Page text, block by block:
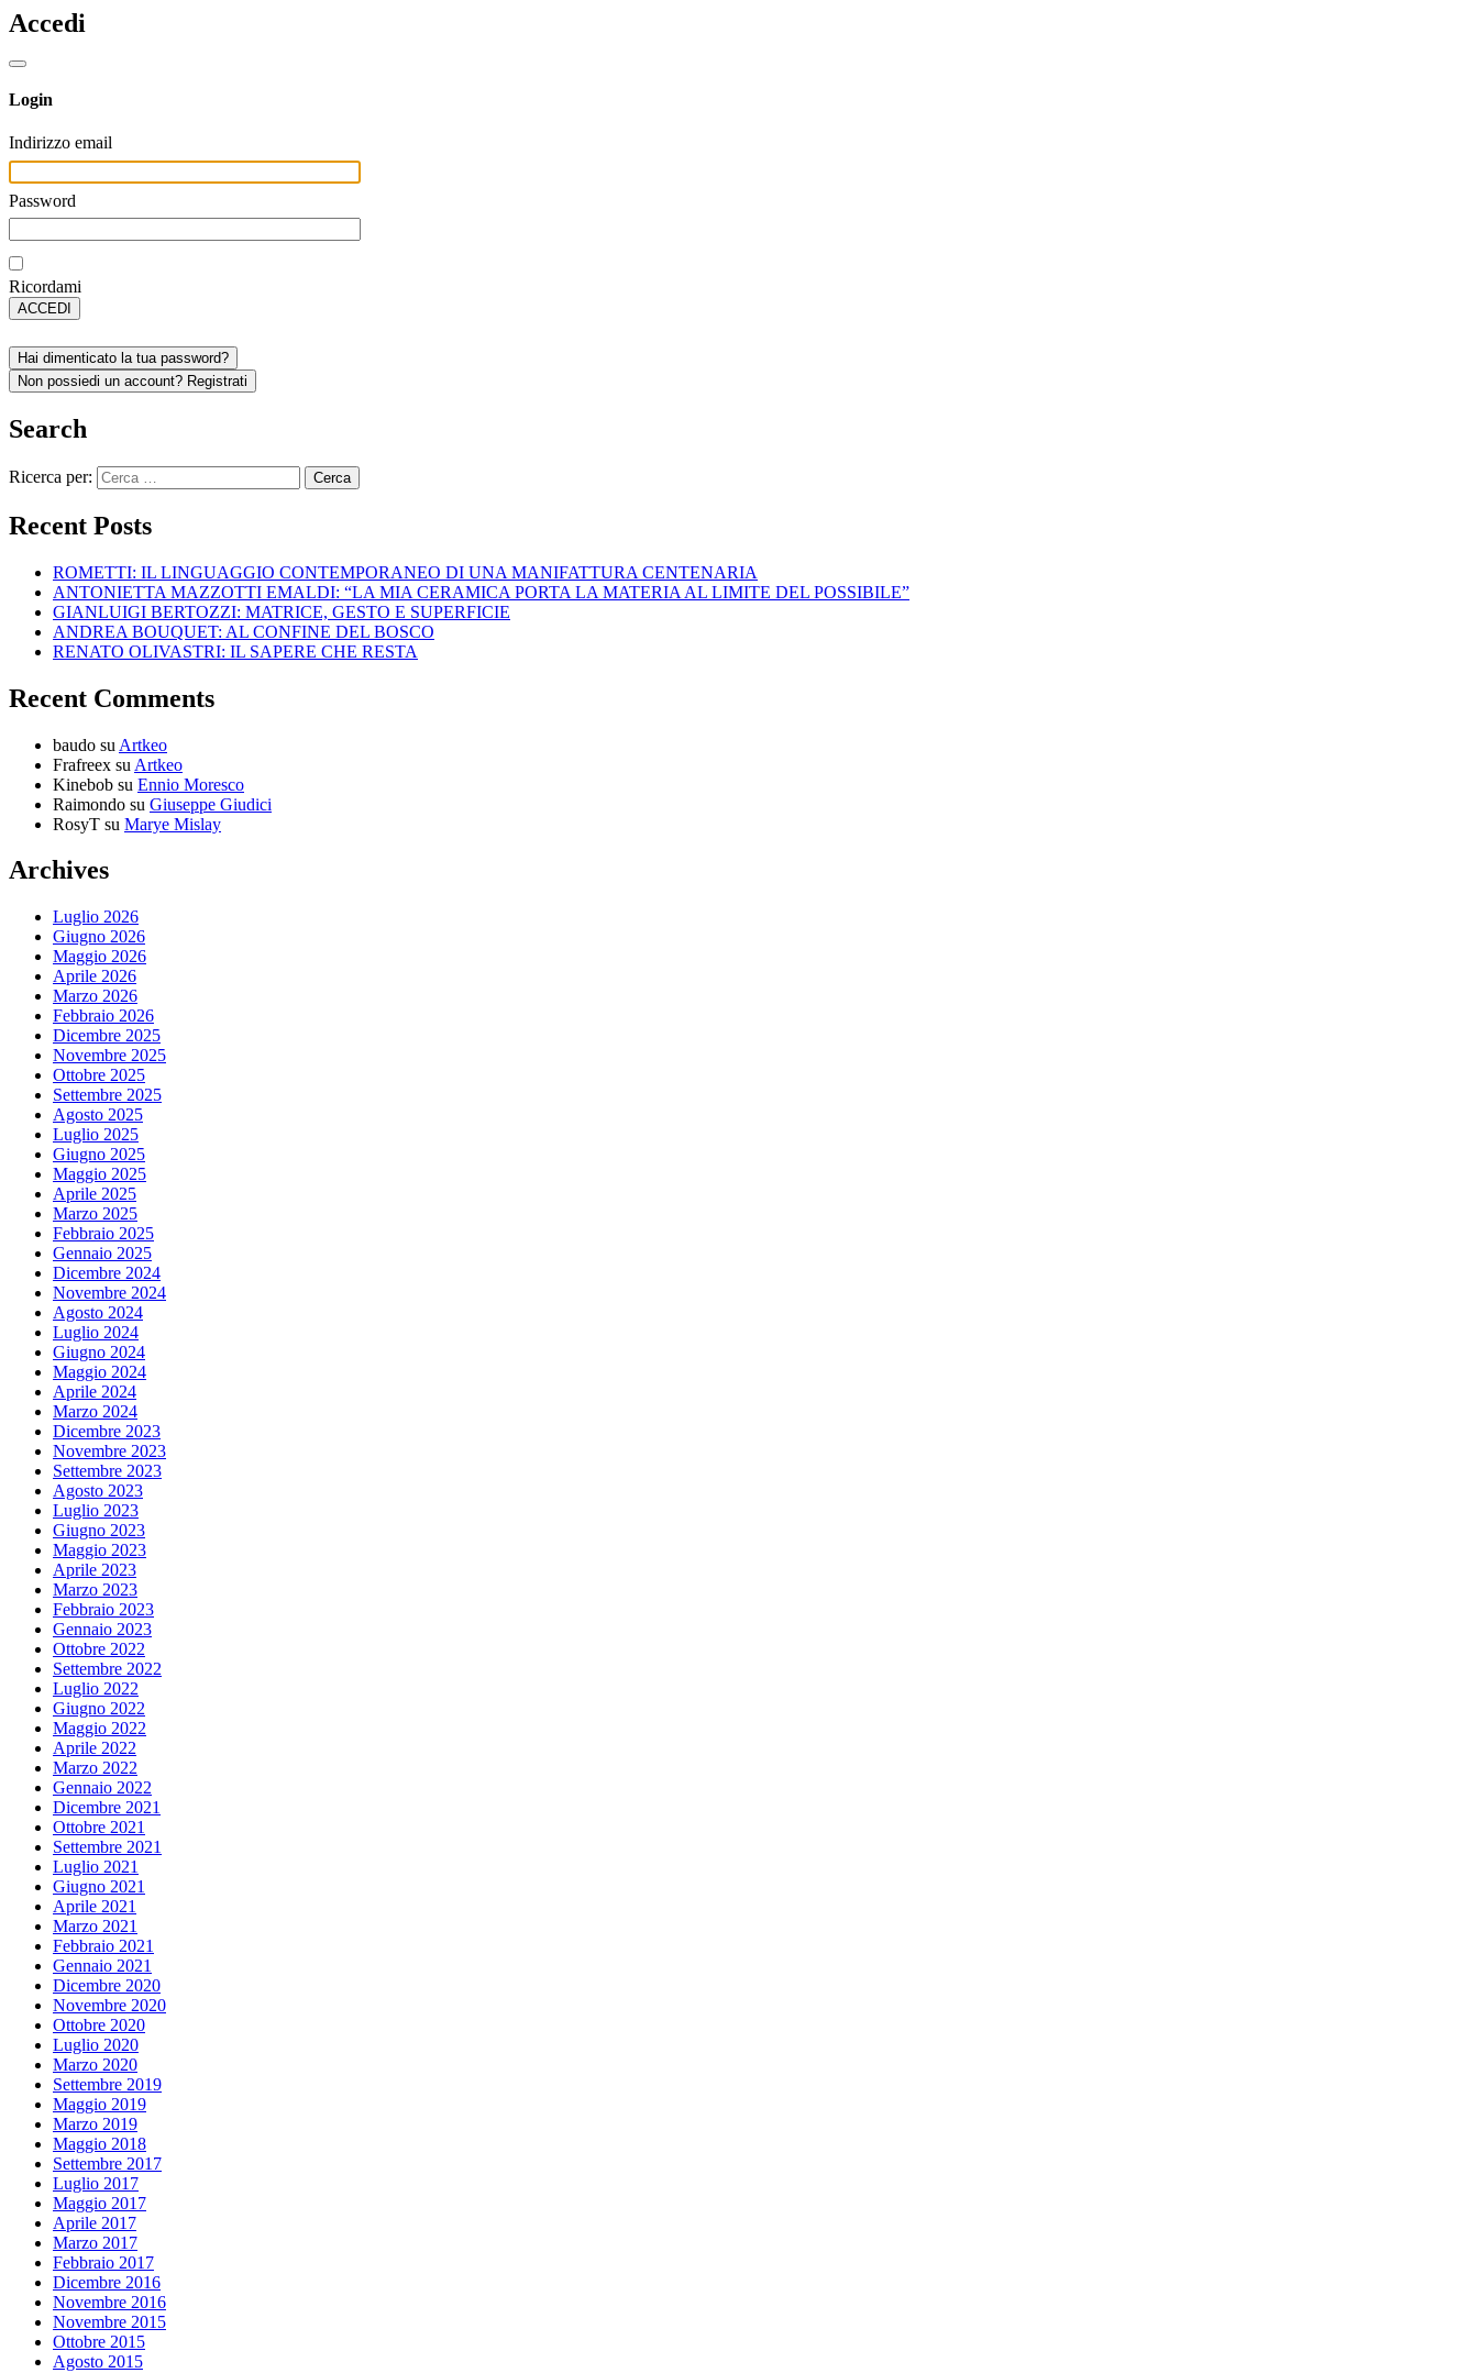
Accedi
Login
Indirizzo email
Password
Ricordami
ACCEDI
Hai dimenticato la tua password?
Non possiedi un account? Registrati
Search
Ricerca per:
Recent Posts
ROMETTI: IL LINGUAGGIO CONTEMPORANEO DI UNA MANIFATTURA CENTENARIA
ANTONIETTA MAZZOTTI EMALDI: “LA MIA CERAMICA PORTA LA MATERIA AL LIMITE DEL POSSIBILE”
GIANLUIGI BERTOZZI: MATRICE, GESTO E SUPERFICIE
ANDREA BOUQUET: AL CONFINE DEL BOSCO
RENATO OLIVASTRI: IL SAPERE CHE RESTA
Recent Comments
baudo su Artkeo
Frafreex su Artkeo
Kinebob su Ennio Moresco
Raimondo su Giuseppe Giudici
RosyT su Marye Mislay
Archives
Luglio 2026
Giugno 2026
Maggio 2026
Aprile 2026
Marzo 2026
Febbraio 2026
Dicembre 2025
Novembre 2025
Ottobre 2025
Settembre 2025
Agosto 2025
Luglio 2025
Giugno 2025
Maggio 2025
Aprile 2025
Marzo 2025
Febbraio 2025
Gennaio 2025
Dicembre 2024
Novembre 2024
Agosto 2024
Luglio 2024
Giugno 2024
Maggio 2024
Aprile 2024
Marzo 2024
Dicembre 2023
Novembre 2023
Settembre 2023
Agosto 2023
Luglio 2023
Giugno 2023
Maggio 2023
Aprile 2023
Marzo 2023
Febbraio 2023
Gennaio 2023
Ottobre 2022
Settembre 2022
Luglio 2022
Giugno 2022
Maggio 2022
Aprile 2022
Marzo 2022
Gennaio 2022
Dicembre 2021
Ottobre 2021
Settembre 2021
Luglio 2021
Giugno 2021
Aprile 2021
Marzo 2021
Febbraio 2021
Gennaio 2021
Dicembre 2020
Novembre 2020
Ottobre 2020
Luglio 2020
Marzo 2020
Settembre 2019
Maggio 2019
Marzo 2019
Maggio 2018
Settembre 2017
Luglio 2017
Maggio 2017
Aprile 2017
Marzo 2017
Febbraio 2017
Dicembre 2016
Novembre 2016
Novembre 2015
Ottobre 2015
Agosto 2015